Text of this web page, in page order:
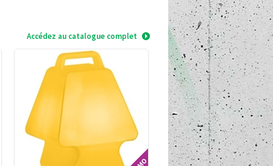
Accédez au catalogue complet